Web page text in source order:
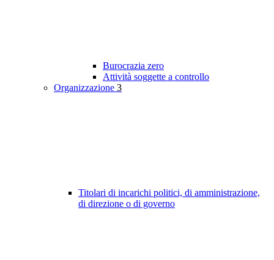
Burocrazia zero
Attività soggette a controllo
Organizzazione 3
Titolari di incarichi politici, di amministrazione,
di direzione o di governo